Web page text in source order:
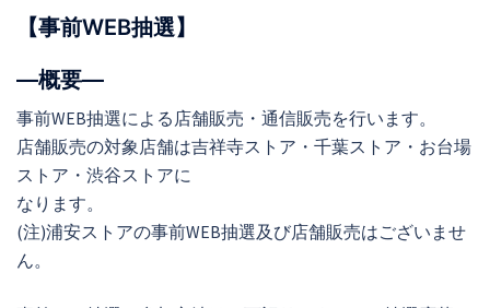
【事前WEB抽選】
―概要―
事前WEB抽選による店舗販売・通信販売を行います。
店舗販売の対象店舗は吉祥寺ストア・千葉ストア・お台場
ストア・渋谷ストアに
なります。
(注)浦安ストアの事前WEB抽選及び店舗販売はございませ
ん。